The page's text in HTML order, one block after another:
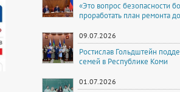
«Это вопрос безопасности
проработать план ремонта
09.07.2026
Ростислав Гольдштейн
семей в Республике Коми
01.07.2026